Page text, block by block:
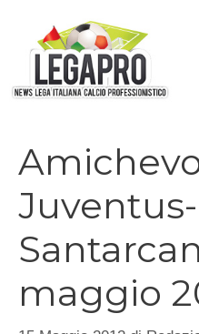
contenuto
Juventus-
maggio